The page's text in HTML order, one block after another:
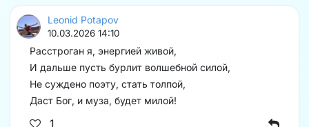
Leonid Potapov
10.03.2026 14:10
Расстроган я, энергией живой,
И дальше пусть бурлит волшебной силой,
Не суждено поэту, стать толпой,
Даст Бог, и муза, будет милой!
1